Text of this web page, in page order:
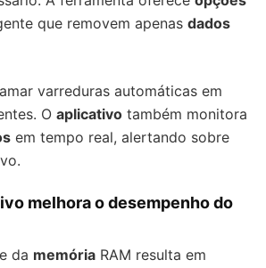
que removem apenas dados
varreduras automáticas em
O aplicativo também monitora
em tempo real, alertando sobre
melhora o desempenho do
da memória RAM resulta em